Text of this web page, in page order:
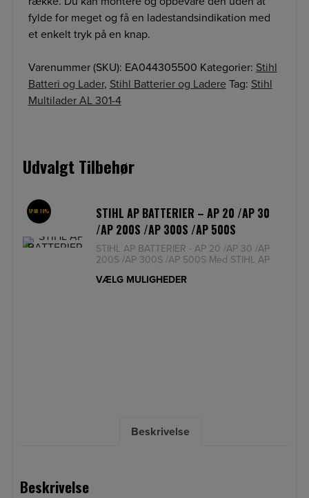
fylde for meget og få en ladestandsindikation med
et enkelt tryk på en knap.
Varenummer (SKU): EA044305500 Kategorier: Stihl
Batteri og Lader, Stihl Batterier og Ladere Tag: Stihl
Multilader AL 301-4
Udvalgt Tilbehør
SPAR 18%
STIHL AP BATTERIER – AP 20 /AP 30
/AP 200S /AP 300S /AP 500S
STIHL AP BATTERIER - AP 20 /AP 30 /AP
200S /AP 300S /AP 500S Med STIHL AP
VÆLG MULIGHEDER
Beskrivelse
Beskrivelse